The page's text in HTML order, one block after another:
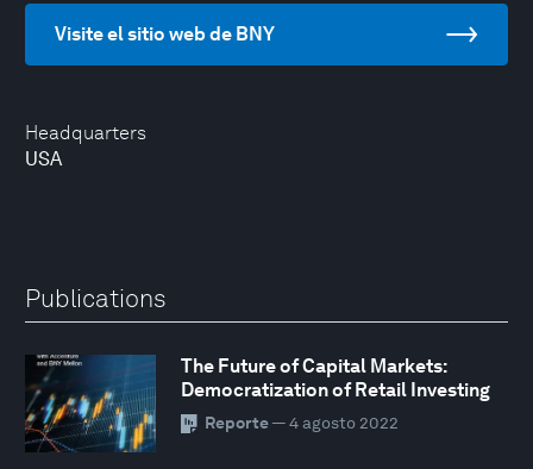
Headquarters
USA
Visite el sitio web de BNY
Publications
The Future of Capital Markets:
Democratization of Retail Investing
Reporte— 4 agosto 2022